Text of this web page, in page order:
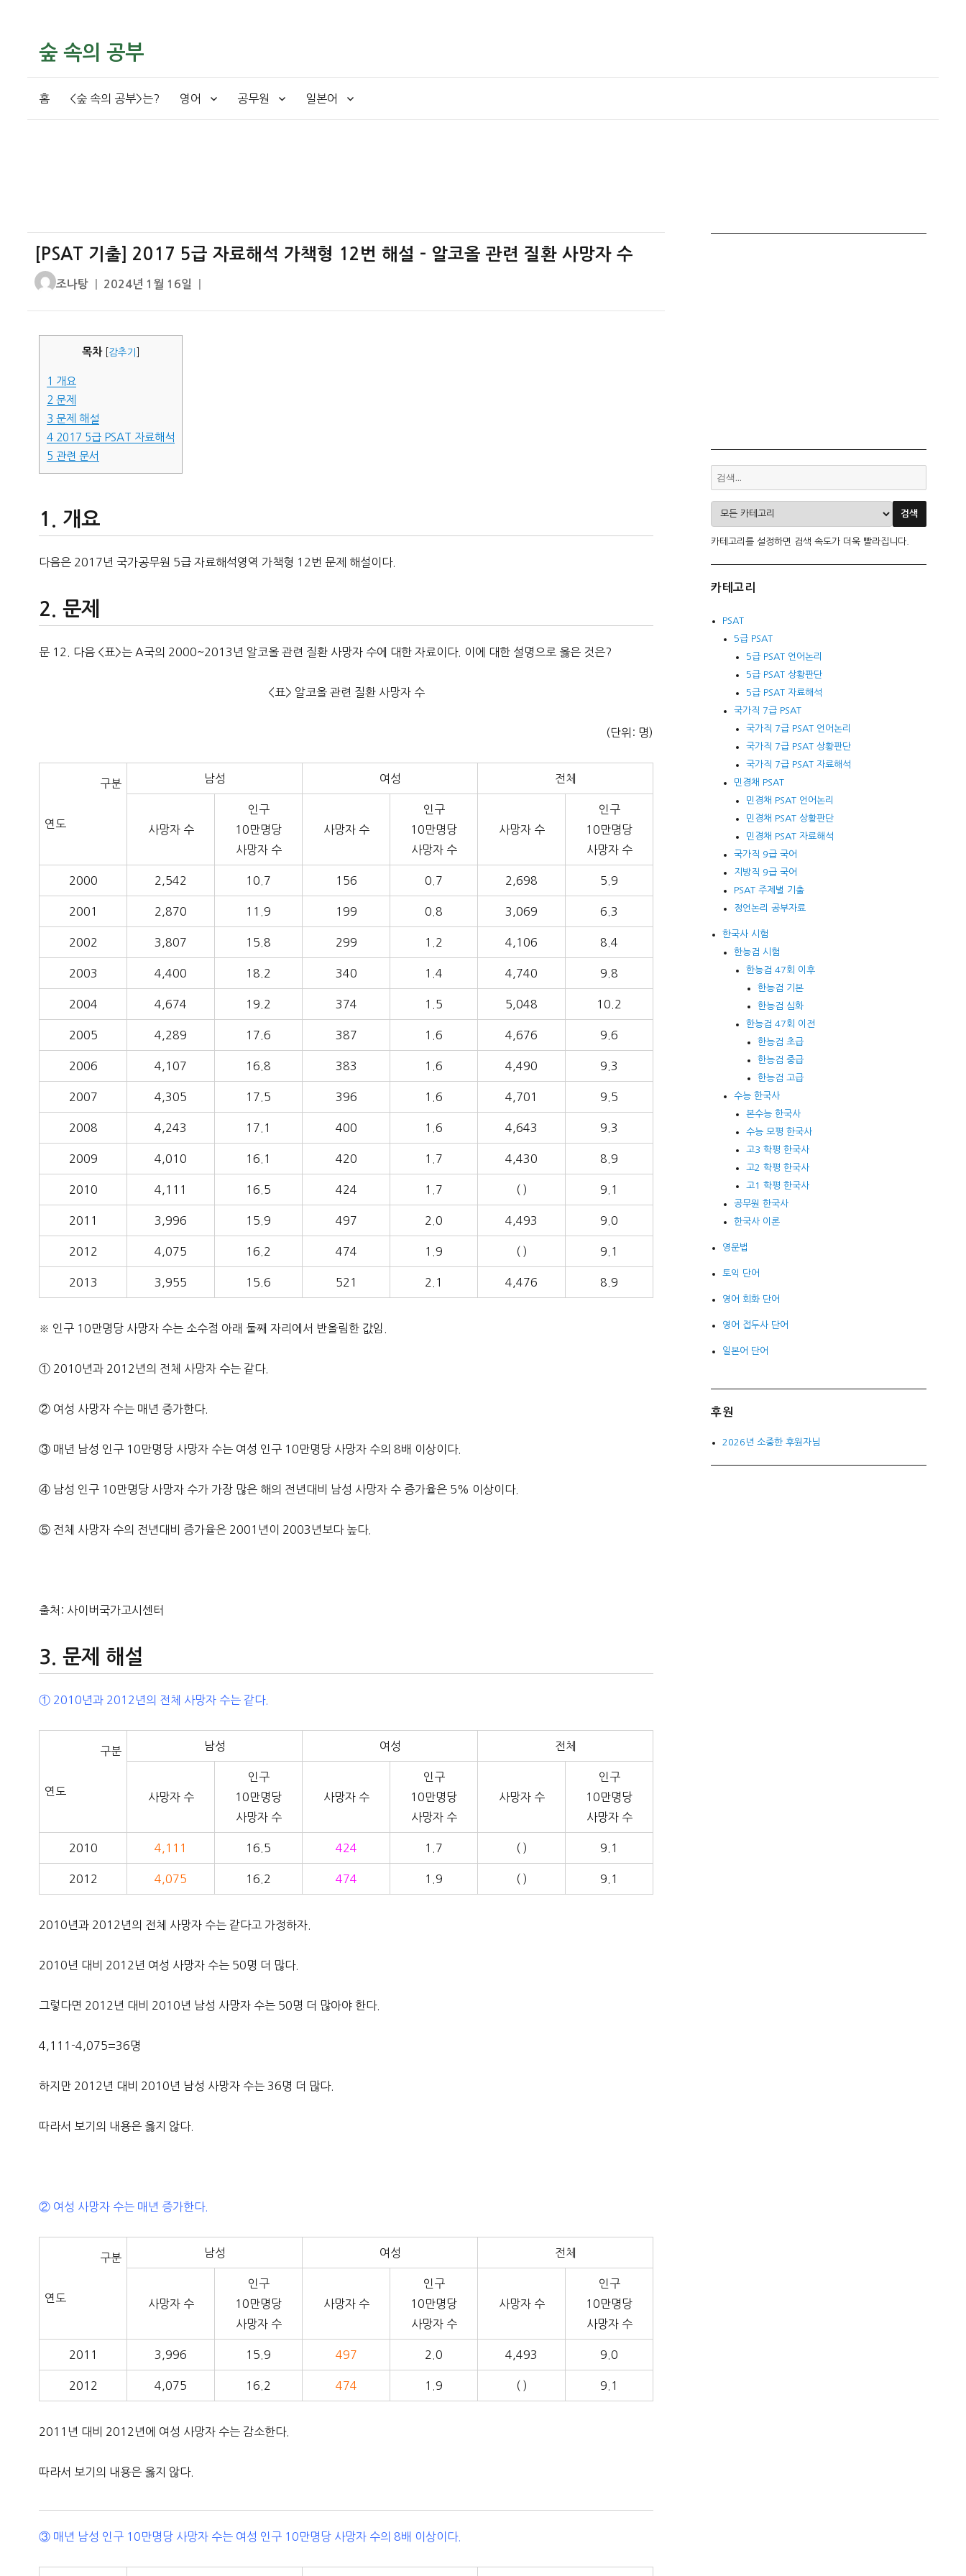
숲 속의 공부
홈 <숲 속의 공부>는? 영어 공무원 일본어
[PSAT 기출] 2017 5급 자료해석 가책형 12번 해설 – 알코올 관련 질환 사망자 수
글
조나탕
작
자
2024년 1월 16일
목차 감추기
1 개요
2 문제
3 문제 해설
4 2017 5급 PSAT 자료해석
5 관련 문서
개요
다음은 2017년 국가공무원 5급 자료해석영역 가책형 12번 문제 해설이다.
문제
문 12. 다음 <표>는 A국의 2000~2013년 알코올 관련 질환 사망자 수에 대한 자료이다. 이에 대한 설명으로 옳은 것은?
<표> 알코올 관련 질환 사망자 수
(단위: 명)
구분
연도
남성 여성 전체
사망자 수
인구
10만명당
사망자 수
사망자 수
인구
10만명당
사망자 수
사망자 수
인구
10만명당
사망자 수
2000 2,542 10.7 156 0.7 2,698 5.9
2001 2,870 11.9 199 0.8 3,069 6.3
2002 3,807 15.8 299 1.2 4,106 8.4
2003 4,400 18.2 340 1.4 4,740 9.8
2004 4,674 19.2 374 1.5 5,048 10.2
2005 4,289 17.6 387 1.6 4,676 9.6
2006 4,107 16.8 383 1.6 4,490 9.3
2007 4,305 17.5 396 1.6 4,701 9.5
2008 4,243 17.1 400 1.6 4,643 9.3
2009 4,010 16.1 420 1.7 4,430 8.9
2010 4,111 16.5 424 1.7 ( ) 9.1
2011 3,996 15.9 497 2.0 4,493 9.0
2012 4,075 16.2 474 1.9 ( ) 9.1
2013 3,955 15.6 521 2.1 4,476 8.9
※ 인구 10만명당 사망자 수는 소수점 아래 둘째 자리에서 반올림한 값임.
① 2010년과 2012년의 전체 사망자 수는 같다.
② 여성 사망자 수는 매년 증가한다.
③ 매년 남성 인구 10만명당 사망자 수는 여성 인구 10만명당 사망자 수의 8배 이상이다.
④ 남성 인구 10만명당 사망자 수가 가장 많은 해의 전년대비 남성 사망자 수 증가율은 5% 이상이다.
⑤ 전체 사망자 수의 전년대비 증가율은 2001년이 2003년보다 높다.
출처: 사이버국가고시센터
문제 해설
① 2010년과 2012년의 전체 사망자 수는 같다.
구분
연도
남성 여성 전체
사망자 수
인구
10만명당
사망자 수
사망자 수
인구
10만명당
사망자 수
사망자 수
인구
10만명당
사망자 수
2010 4,111 16.5 424 1.7 ( ) 9.1
2012 4,075 16.2 474 1.9 ( ) 9.1
2010년과 2012년의 전체 사망자 수는 같다고 가정하자.
2010년 대비 2012년 여성 사망자 수는 50명 더 많다.
그렇다면 2012년 대비 2010년 남성 사망자 수는 50명 더 많아야 한다.
4,111-4,075=36명
하지만 2012년 대비 2010년 남성 사망자 수는 36명 더 많다.
따라서 보기의 내용은 옳지 않다.
② 여성 사망자 수는 매년 증가한다.
구분
연도
남성 여성 전체
사망자 수
인구
10만명당
사망자 수
사망자 수
인구
10만명당
사망자 수
사망자 수
인구
10만명당
사망자 수
2011 3,996 15.9 497 2.0 4,493 9.0
2012 4,075 16.2 474 1.9 ( ) 9.1
2011년 대비 2012년에 여성 사망자 수는 감소한다.
따라서 보기의 내용은 옳지 않다.
③ 매년 남성 인구 10만명당 사망자 수는 여성 인구 10만명당 사망자 수의 8배 이상이다.
카테고리를 설정하면 검색 속도가 더욱 빨라집니다.
카테고리
PSAT
5급 PSAT
5급 PSAT 언어논리
5급 PSAT 상황판단
5급 PSAT 자료해석
국가직 7급 PSAT
국가직 7급 PSAT 언어논리
국가직 7급 PSAT 상황판단
국가직 7급 PSAT 자료해석
민경채 PSAT
민경채 PSAT 언어논리
민경채 PSAT 상황판단
민경채 PSAT 자료해석
국가직 9급 국어
지방직 9급 국어
PSAT 주제별 기출
정언논리 공부자료
한국사 시험
한능검 시험
한능검 47회 이후
한능검 기본
한능검 심화
한능검 47회 이전
한능검 초급
한능검 중급
한능검 고급
수능 한국사
본수능 한국사
수능 모평 한국사
고3 학평 한국사
고2 학평 한국사
고1 학평 한국사
공무원 한국사
한국사 이론
영문법
토익 단어
영어 회화 단어
영어 접두사 단어
일본어 단어
후원
2026년 소중한 후원자님